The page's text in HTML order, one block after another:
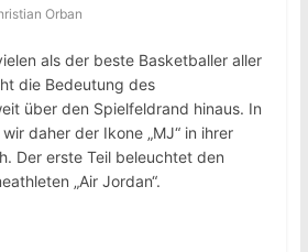
Orban
als der beste Basketballer aller
die Bedeutung des
über den Spielfeldrand hinaus. In
daher der Ikone „MJ“ in ihrer
Der erste Teil beleuchtet den
„Air Jordan“.